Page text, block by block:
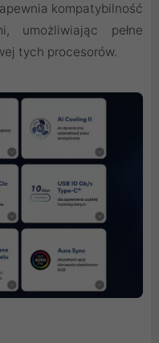
kompatybilność
umożliwiając pełne
tych procesorów.